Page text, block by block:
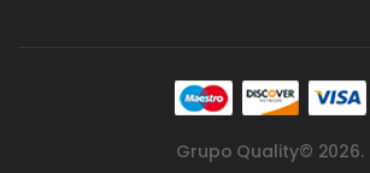
Grupo Quality© 2026.